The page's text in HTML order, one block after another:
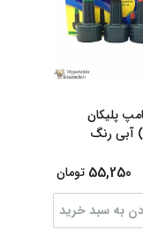
پلیکان
55,250 تومان
به سبد خرید